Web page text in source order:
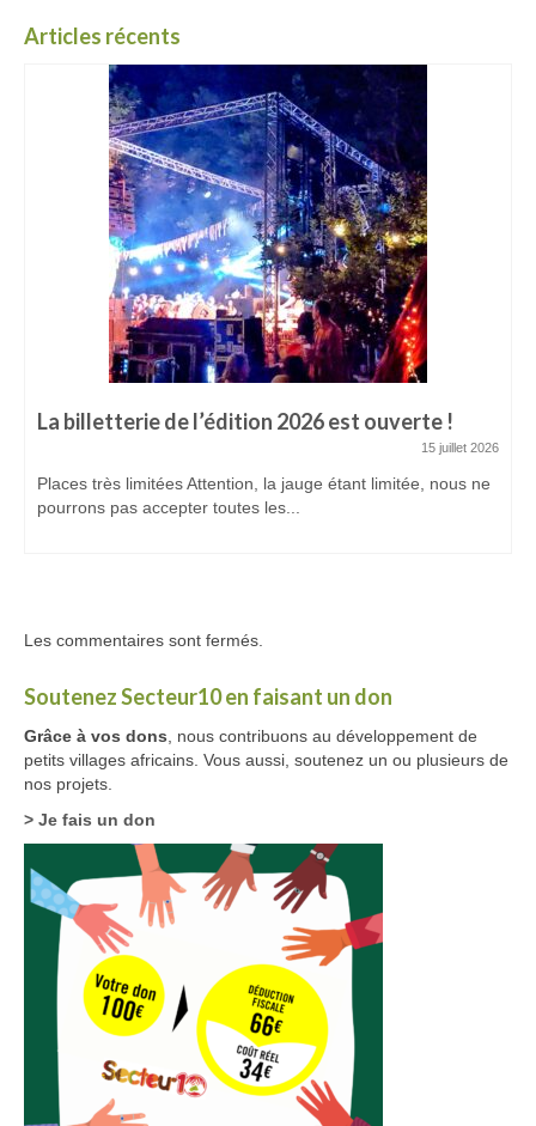
Articles récents
La billetterie de l’édition 2026 est ouverte !
15 juillet 2026
Places très limitées Attention, la jauge étant limitée, nous ne
pourrons pas accepter toutes les...
Les commentaires sont fermés.
Soutenez Secteur10 en faisant un don
Grâce à vos dons , nous contribuons au développement de
petits villages africains. Vous aussi, soutenez un ou plusieurs de
nos projets.
> Je fais un don